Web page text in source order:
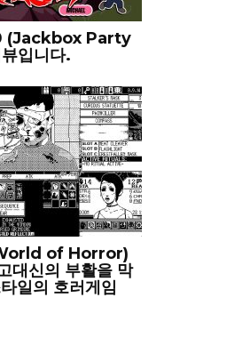
(Jackbox Party
입니다.
of Horror)
대신의 부활을 막
일의 호러게임